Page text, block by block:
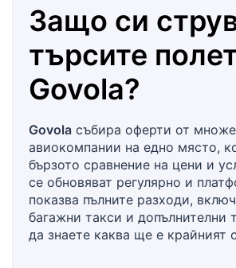
Защо си
търсите
Govola?
Govola събира оферти от
авиокомпании на едно място,
бързото сравнение на цени и
се обновяват регулярно и
показва пълните разходи,
багажни такси и допълнителни
да знаете каква ще е крайният